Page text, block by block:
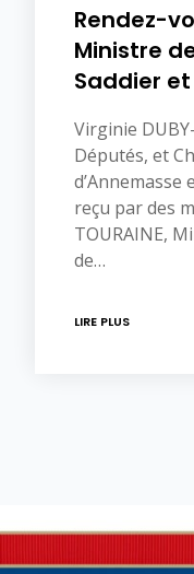
Rendez-
Ministre
Saddier
Virginie
Députés, et
reçu par des
TOURAINE,
de…
LIRE PLUS